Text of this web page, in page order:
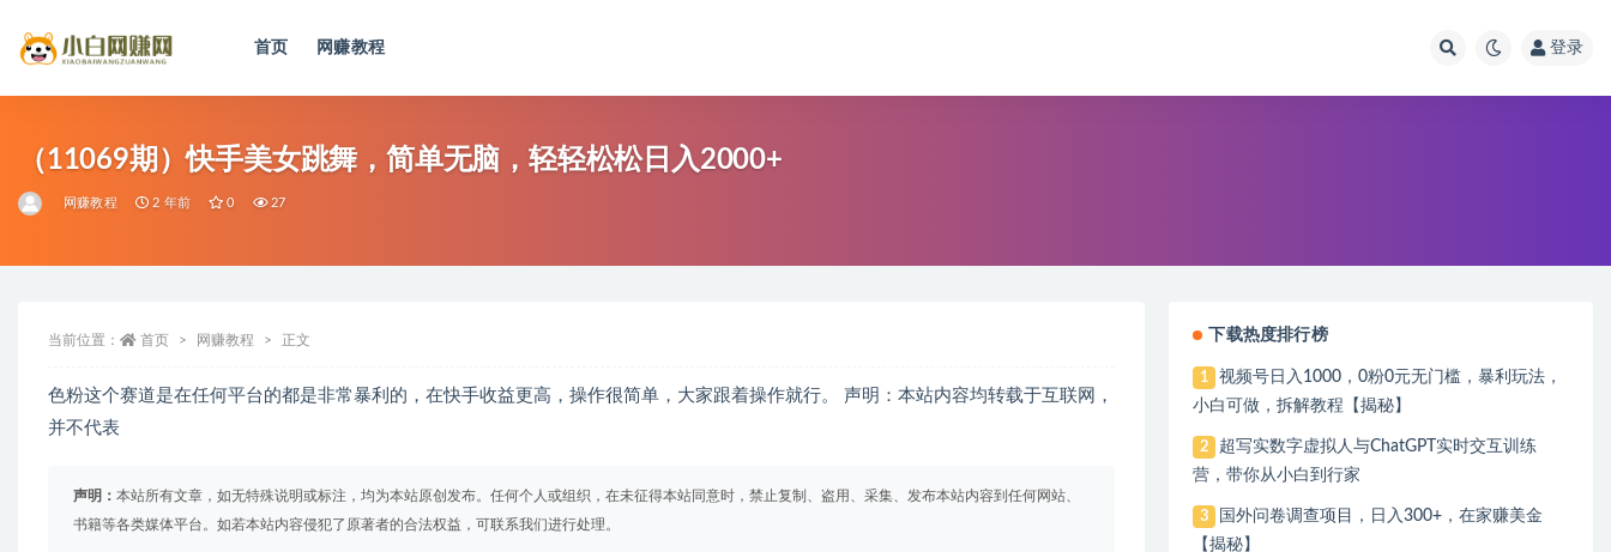
首页 网赚教程 登录
（11069期）快手美女跳舞，简单无脑，轻轻松松日入2000+
网赚教程 2 年前 0 27
当前位置： 首页 网赚教程 正文
色粉这个赛道是在任何平台的都是非常暴利的，在快手收益更高，操作很简单，大家跟着操作就行。 声明：本站内容均转载于互联网，
并不代表
声明： 本站所有文章，如无特殊说明或标注，均为本站原创发布。任何个人或组织，在未征得本站同意时，禁止复制、盗用、采集、发布本站内容到任何网站、
书籍等各类媒体平台。如若本站内容侵犯了原著者的合法权益，可联系我们进行处理。
下载热度排行榜
1
视频号日入1000，0粉0元无门槛，暴利玩法，
小白可做，拆解教程【揭秘】
2
超写实数字虚拟人与ChatGPT实时交互训练
营，带你从小白到行家
3
国外问卷调查项目，日入300+，在家赚美金
【揭秘】